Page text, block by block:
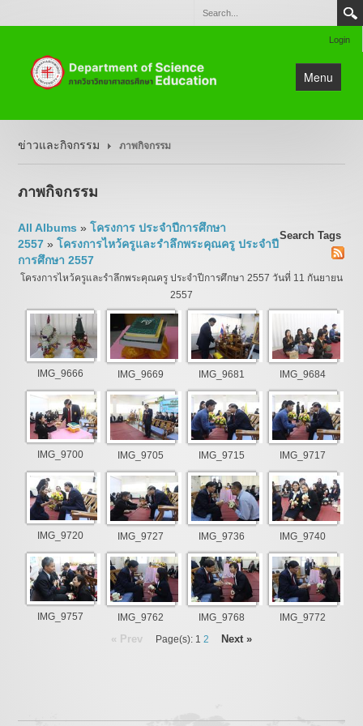
Login
Menu
หน้าแรก
ข่าวและกิจกรรม
งานวิจัย
ติดต่อ
แผนผังเว็บไซต์
ข่าวและกิจกรรม ภาพกิจกรรม
ภาพกิจกรรม
All Albums »โครงการ ประจำปีการศึกษา
2557 »โครงการไหว้ครูและรำลึกพระคุณครู ประจำปี
การศึกษา 2557
Search Tags
โครงการไหว้ครูและรำลึกพระคุณครู ประจำปีการศึกษา 2557 วันที่ 11 กันยายน
2557
IMG_9666 IMG_9669 IMG_9681 IMG_9684
IMG_9700 IMG_9705 IMG_9715 IMG_9717
IMG_9720 IMG_9727 IMG_9736 IMG_9740
IMG_9757 IMG_9762 IMG_9768 IMG_9772
« Prev Page(s): 1 2 Next »